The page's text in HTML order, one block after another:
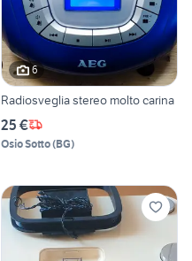
6
Radiosveglia stereo molto carina
25 €
Osio Sotto(BG)